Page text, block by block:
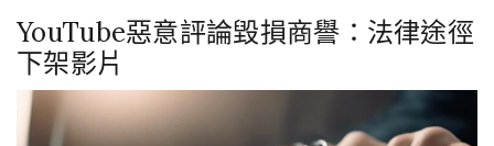
YouTube惡意評論毀損商譽：法律途徑
下架影片